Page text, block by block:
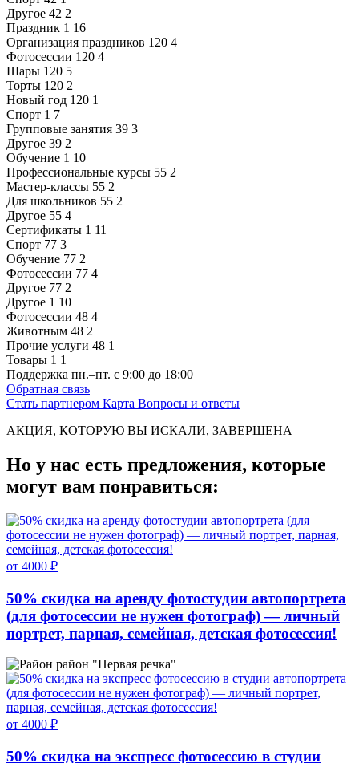
Другое 42 2
Праздник 1 16
Организация праздников 120 4
Фотосессии 120 4
Шары 120 5
Торты 120 2
Новый год 120 1
Спорт 1 7
Групповые занятия 39 3
Другое 39 2
Обучение 1 10
Профессиональные курсы 55 2
Мастер-классы 55 2
Для школьников 55 2
Другое 55 4
Сертификаты 1 11
Спорт 77 3
Обучение 77 2
Фотосессии 77 4
Другое 77 2
Другое 1 10
Фотосессии 48 4
Животным 48 2
Прочие услуги 48 1
Товары 1 1
Поддержка пн.–пт. с 9:00 до 18:00
Обратная связь
Стать партнером Карта Вопросы и ответы
АКЦИЯ, КОТОРУЮ ВЫ ИСКАЛИ, ЗАВЕРШЕНА
Но у нас есть предложения, которые
могут вам понравиться:
от 4000 ₽
50% скидка на аренду фотостудии автопортрета
(для фотосессии не нужен фотограф) — личный
портрет, парная, семейная, детская фотосессия!
район "Первая речка"
от 4000 ₽
50% скидка на экспресс фотосессию в студии